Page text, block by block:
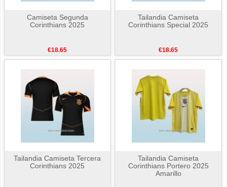
Camiseta Segunda
Corinthians 2025
€18.65
Tailandia Camiseta
Corinthians Special 2025
€18.65
Tailandia Camiseta Tercera
Corinthians 2025
Tailandia Camiseta
Corinthians Portero 2025
Amarillo